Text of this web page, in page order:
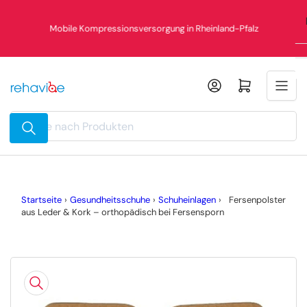
Mobile Kompressionsversorgung in Rheinland-Pfalz
Suche
nach
Produkten
Mini-Warenkorb öffnen
Startseite › Gesundheitsschuhe › Schuheinlagen ›
Fersenpolster
aus Leder & Kork – orthopädisch bei Fersensporn
Produktinformationen
springen